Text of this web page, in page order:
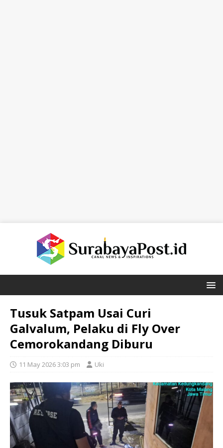
Tusuk Satpam Usai Curi
Galvalum, Pelaku di Fly Over
Cemorokandang Diburu
11 May 2026 3:03 pm Uki